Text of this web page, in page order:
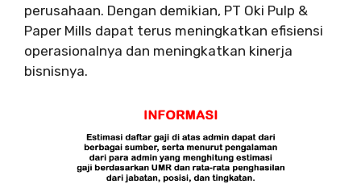
perusahaan. Dengan demikian, PT Oki Pulp &
Paper Mills dapat terus meningkatkan efisiensi
operasionalnya dan meningkatkan kinerja
bisnisnya.